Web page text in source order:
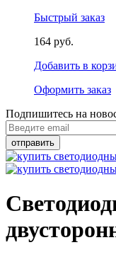
Быстрый заказ
164 руб.
Добавить в
Оформить заказ
Подпишитесь на